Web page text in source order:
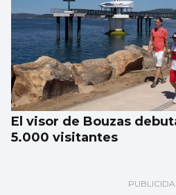
El visor de Bouzas
5.000 visitantes